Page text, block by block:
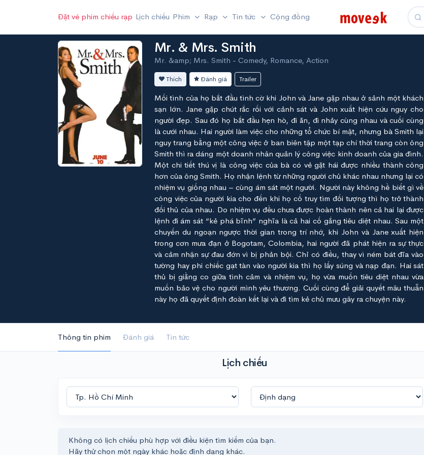
Đặt vé phim chiếu rạp Lịch chiếu Phim Rạp Tin tức Cộng đồng
Mr. & Mrs. Smith
Mr. &amp; Mrs. Smith - Comedy, Romance, Action
Thích Đánh giá Trailer
Mối tình của họ bắt đầu tình cờ khi John và Jane gặp nhau ở sảnh một khách
sạn lớn. Jane gặp chút rắc rối với cảnh sát và John xuất hiện cứu nguy cho
người đẹp. Sau đó họ bắt đầu hẹn hò, đi ăn, đi nhảy cùng nhau và cuối cùng
là cưới nhau. Hai người làm việc cho những tổ chức bí mật, nhưng bà Smith lại
nguy trang bằng một công việc ở ban biên tập một tạp chí thời trang còn ông
Smith thì ra dáng một doanh nhân quản lý công việc kinh doanh của gia đình.
Một chi tiết thú vị là công việc của bà có vẻ gặt hái được nhiều thành công
hơn của ông Smith. Họ nhận lệnh từ những người chủ khác nhau nhưng lại có
nhiệm vụ giống nhau – cùng ám sát một người. Người này không hề biết gì về
công việc của người kia cho đến khi họ cố truy tìm đối tượng thì họ trở thành
đối thủ của nhau. Do nhiệm vụ đều chưa được hoàn thành nên cả hai lại được
lệnh đi ám sát “kẻ phá bĩnh” nghĩa là cả hai cố gắng tiêu diệt nhau. Sau một
chuyến du ngoạn ngược thời gian trong trí nhớ, khi John và Jane xuất hiện
trong cơn mưa đạn ở Bogotam, Colombia, hai người đã phát hiện ra sự thực
và cảm nhận sự đau đớn vì bị phản bội. Chỉ có điều, thay vì ném bát đĩa vào
tường hay phi chiếc gạt tàn vào người kia thì họ lấy súng và nạp đạn. Hai sát
thủ bị giằng co giữa tình cảm và nhiệm vụ, họ vừa muốn tiêu diệt nhau vừa
muốn bảo vệ cho người mình yêu thương. Cuối cùng để giải quyết mâu thuẫn
này họ đã quyết định đoàn kết lại và đi tìm kẻ chủ mưu gây ra chuyện này.
Thông tin phim Đánh giá Tin tức
Lịch chiếu
Không có lịch chiếu phù hợp với điều kiện tìm kiếm của bạn.
Hãy thử chọn một ngày khác hoặc định dạng khác.